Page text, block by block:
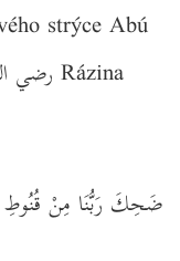
strýce Abú
ضَحِكَ رَبُّنَا مِنْ قُنُوطِ